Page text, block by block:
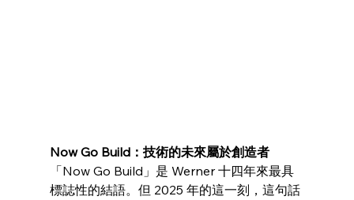
Now Go Build：技術的未來屬於創造者
「Now Go Build」是 Werner 十四年來最具
標誌性的結語。但 2025 年的這一刻，這句話